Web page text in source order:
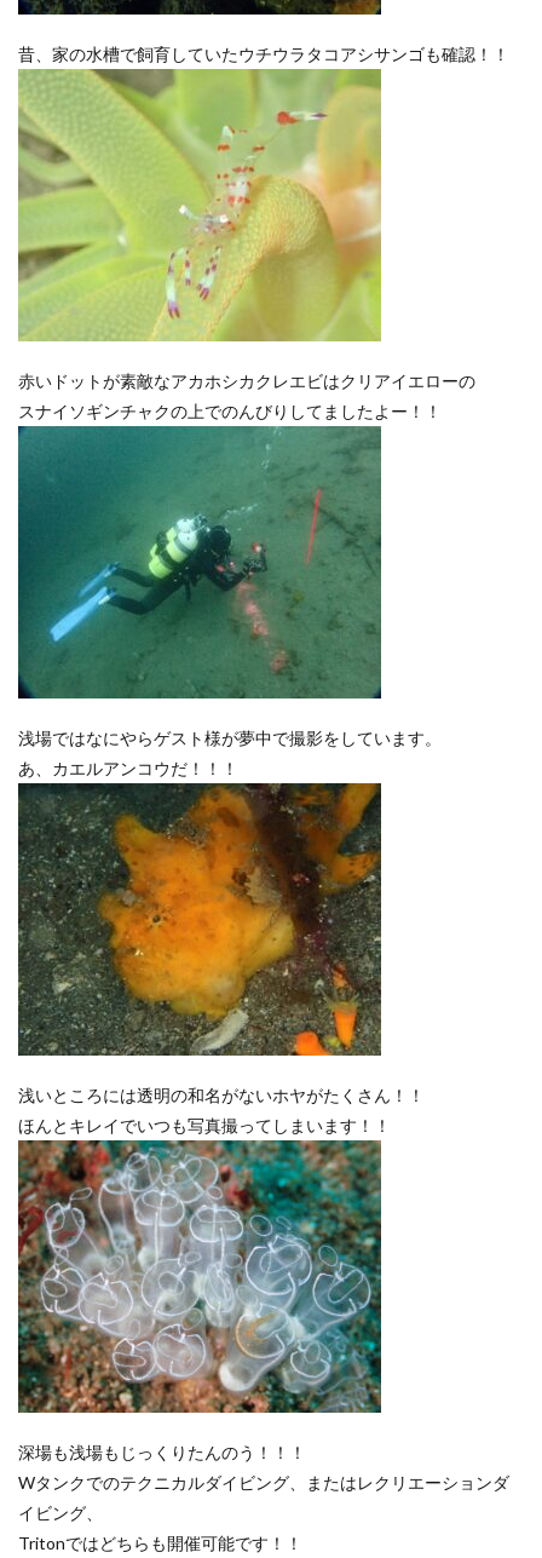
昔、家の水槽で飼育していたウチウラタコアシサンゴも確認！！
赤いドットが素敵なアカホシカクレエビはクリアイエローの
スナイソギンチャクの上でのんびりしてましたよー！！
浅場ではなにやらゲスト様が夢中で撮影をしています。
あ、カエルアンコウだ！！！
浅いところには透明の和名がないホヤがたくさん！！
ほんとキレイでいつも写真撮ってしまいます！！
深場も浅場もじっくりたんのう！！！
Wタンクでのテクニカルダイビング、またはレクリエーションダ
イビング、
Tritonではどちらも開催可能です！！